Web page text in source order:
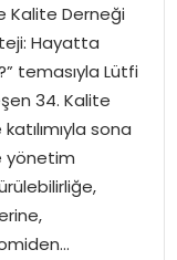
Kalite Derneği
Hayatta
temasıyla Lütfi
34. Kalite
sona
yönetim